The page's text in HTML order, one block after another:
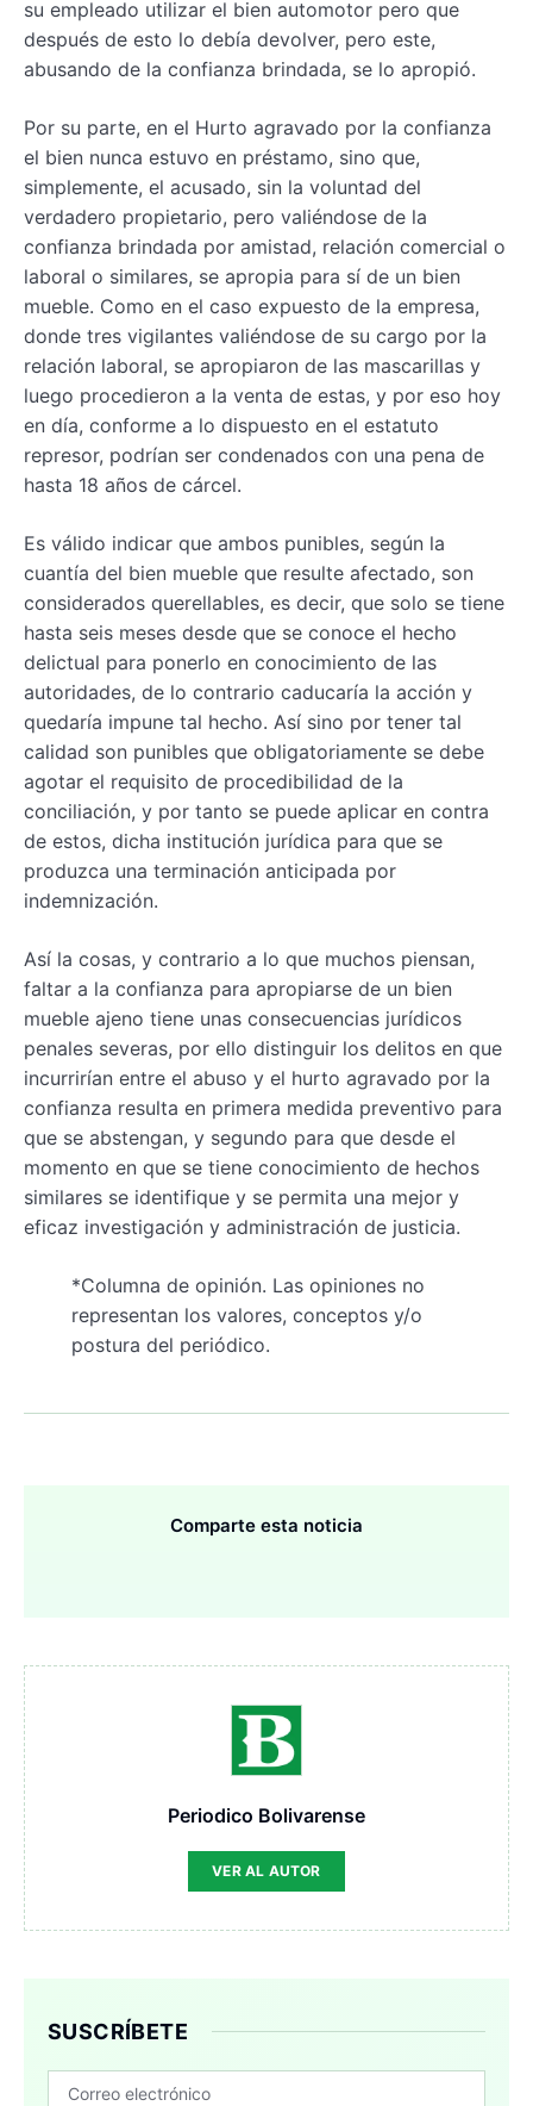
su empleado utilizar el bien automotor pero que
después de esto lo debía devolver, pero este,
abusando de la confianza brindada, se lo apropió.
Por su parte, en el Hurto agravado por la confianza
el bien nunca estuvo en préstamo, sino que,
simplemente, el acusado, sin la voluntad del
verdadero propietario, pero valiéndose de la
confianza brindada por amistad, relación comercial o
laboral o similares, se apropia para sí de un bien
mueble. Como en el caso expuesto de la empresa,
donde tres vigilantes valiéndose de su cargo por la
relación laboral, se apropiaron de las mascarillas y
luego procedieron a la venta de estas, y por eso hoy
en día, conforme a lo dispuesto en el estatuto
represor, podrían ser condenados con una pena de
hasta 18 años de cárcel.
Es válido indicar que ambos punibles, según la
cuantía del bien mueble que resulte afectado, son
considerados querellables, es decir, que solo se tiene
hasta seis meses desde que se conoce el hecho
delictual para ponerlo en conocimiento de las
autoridades, de lo contrario caducaría la acción y
quedaría impune tal hecho. Así sino por tener tal
calidad son punibles que obligatoriamente se debe
agotar el requisito de procedibilidad de la
conciliación, y por tanto se puede aplicar en contra
de estos, dicha institución jurídica para que se
produzca una terminación anticipada por
indemnización.
Así la cosas, y contrario a lo que muchos piensan,
faltar a la confianza para apropiarse de un bien
mueble ajeno tiene unas consecuencias jurídicos
penales severas, por ello distinguir los delitos en que
incurrirían entre el abuso y el hurto agravado por la
confianza resulta en primera medida preventivo para
que se abstengan, y segundo para que desde el
momento en que se tiene conocimiento de hechos
similares se identifique y se permita una mejor y
eficaz investigación y administración de justicia.
*Columna de opinión. Las opiniones no
representan los valores, conceptos y/o
postura del periódico.
Comparte esta noticia
Periodico Bolivarense
VER AL AUTOR
SUSCRÍBETE